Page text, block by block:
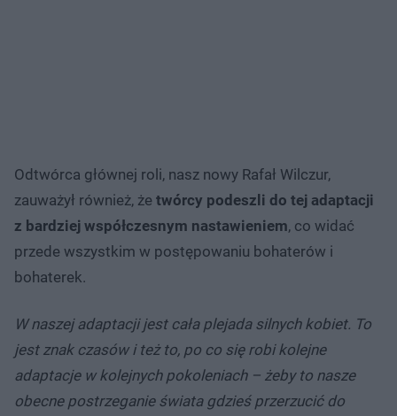
Odtwórca głównej roli, nasz nowy Rafał Wilczur,
zauważył również, że twórcy podeszli do tej adaptacji
z bardziej współczesnym nastawieniem, co widać
przede wszystkim w postępowaniu bohaterów i
bohaterek.
W naszej adaptacji jest cała plejada silnych kobiet. To
jest znak czasów i też to, po co się robi kolejne
adaptacje w kolejnych pokoleniach – żeby to nasze
obecne postrzeganie świata gdzieś przerzucić do